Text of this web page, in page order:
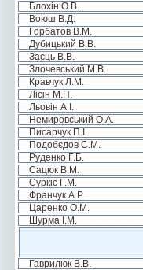
Блохін О.В.
Воюш В.Д.
Горбатов В.М.
Дубицький В.В.
Заєць В.В.
Злочевський М.В.
Кравчук Л.М.
Лісін М.П.
Льовін А.І.
Немировський О.А.
Писарчук П.І.
Подобєдов С.М.
Руденко Г.Б.
Сацюк В.М.
Суркіс Г.М.
Франчук А.Р.
Царенко О.М.
Шурма І.М.
Гаврилюк В.В.